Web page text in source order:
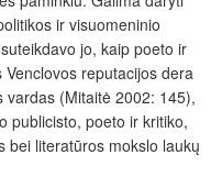
ir visuomeninio
jo, kaip poeto ir
reputacijos dera
(Mitaitė 2002: 145),
publicisto, poeto ir kritiko,
bei literatūros mokslo laukų